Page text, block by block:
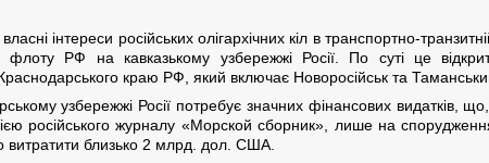
інтереси російських олігархічних кіл в транспортно-
РФ на кавказькому узбережжі Росії. По суті це
краю РФ, який включає Новоросійськ та Таманський
узбережжі Росії потребує значних фінансових видатків,
російського журналу «Морской сборник», лише на
витратити близько 2 млрд. дол. США.